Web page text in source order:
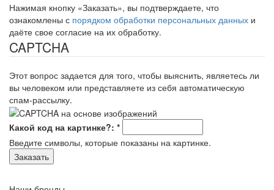
Нажимая кнопку «Заказать», вы подтверждаете, что
ознакомлены с порядком обработки персональных данных и
даёте свое согласие на их обработку.
CAPTCHA
Этот вопрос задается для того, чтобы выяснить, являетесь ли
вы человеком или представляете из себя автоматическую
спам-рассылку.
Какой код на картинке?: *
Введите символы, которые показаны на картинке.